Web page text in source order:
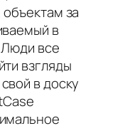
за
в
все
взгляды
в доску